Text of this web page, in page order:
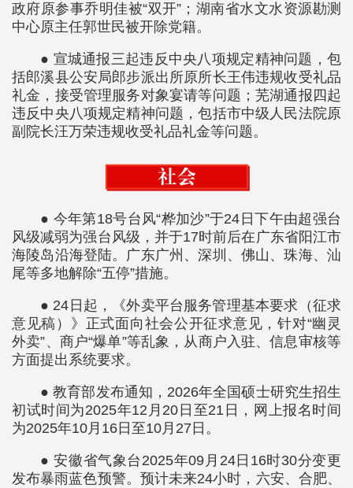
政府原参事乔明佳被“双开”；湖南省水文水资源勘测
中心原主任郭世民被开除党籍。
● 宣城通报三起违反中央八项规定精神问题，包
括郎溪县公安局郎步派出所原所长王伟违规收受礼品
礼金，接受管理服务对象宴请等问题；芜湖通报四起
违反中央八项规定精神问题，包括市中级人民法院原
副院长汪万荣违规收受礼品礼金等问题。
● 今年第18号台风“桦加沙”于24日下午由超强台
风级减弱为强台风级，并于17时前后在广东省阳江市
海陵岛沿海登陆。广东广州、深圳、佛山、珠海、汕
尾等多地解除“五停”措施。
● 24日起，《外卖平台服务管理基本要求（征求
意见稿）》正式面向社会公开征求意见，针对“幽灵
外卖”、商户“爆单”等乱象，从商户入驻、信息审核等
方面提出系统要求。
● 教育部发布通知，2026年全国硕士研究生招生
初试时间为2025年12月20日至21日，网上报名时间
为2025年10月16日至10月27日。
● 安徽省气象台2025年09月24日16时30分变更
发布暴雨蓝色预警。预计未来24小时，六安、合肥、